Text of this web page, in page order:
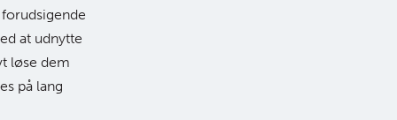
at udnytte
løse dem
på lang